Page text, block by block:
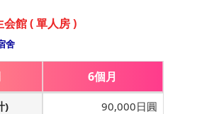
館 ( 單人房 )
舍
6個月
)
90,000日圓